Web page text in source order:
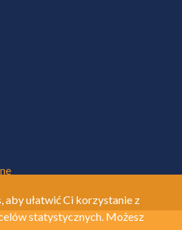
ułatwić Ci korzystanie z
statystycznych. Możesz